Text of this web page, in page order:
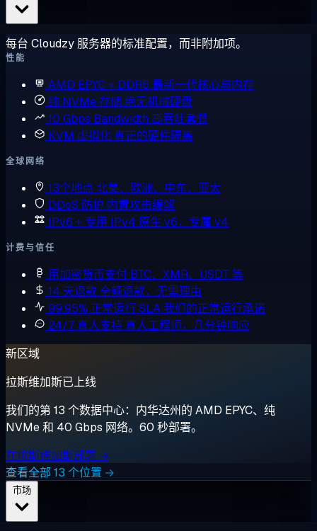
每台 Cloudzy 服务器的标准配置，而非附加项。
性能
AMD EPYC + DDR5 最新一代核心与内存
纯 NVMe 存储绝无机械硬盘
10 Gbps Bandwidth 高吞吐套餐
KVM 虚拟化 真正的硬件隔离
全球网络
13个地点 北美、欧洲、中东、亚太
DDoS 防护 内置攻击缓解
IPv6 + 专用 IPv4 原生 v6，专属 v4
计费与信任
用加密货币支付 BTC、XMR、USDT 等
14 天退款全额退款，无需理由
99.95% 正常运行 SLA我们的正常运行承诺
24/7 真人支持 真人工程师，几分钟响应
新区域
拉斯维加斯已上线
我们的第 13 个数据中心：内华达州的 AMD EPYC、纯
NVMe 和 40 Gbps 网络。60 秒部署。
在拉斯维加斯部署 →
查看全部 13 个位置 →